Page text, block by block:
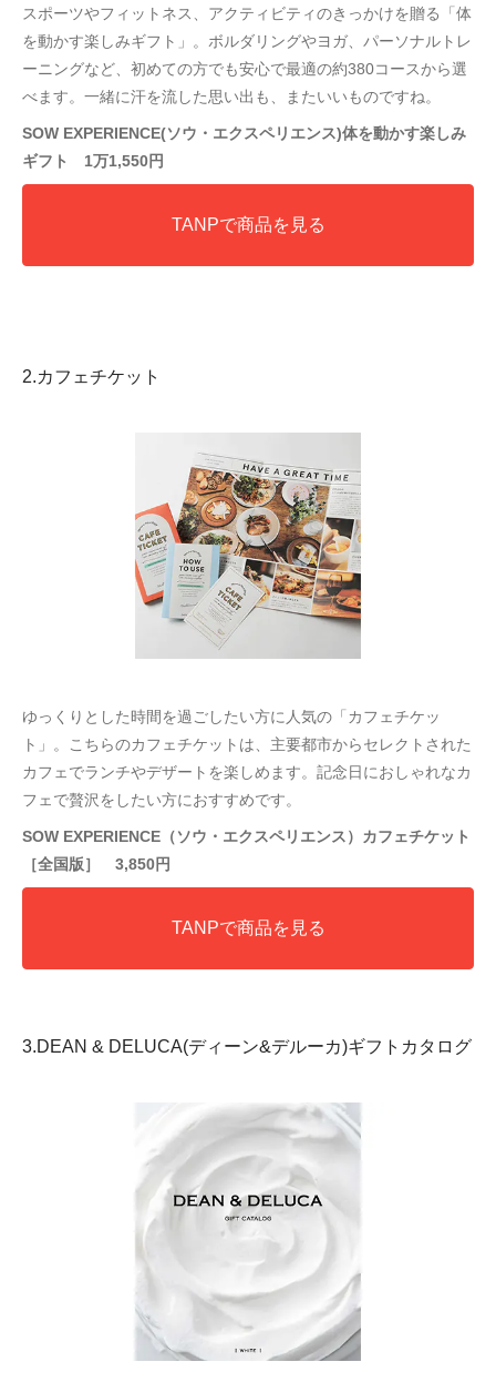
スポーツやフィットネス、アクティビティのきっかけを贈る「体
を動かす楽しみギフト」。ボルダリングやヨガ、パーソナルトレ
ーニングなど、初めての方でも安心で最適の約380コースから選
べます。一緒に汗を流した思い出も、またいいものですね。
SOW EXPERIENCE(ソウ・エクスペリエンス)体を動かす楽しみ
ギフト 1万1,550円
TANPで商品を見る
2.カフェチケット
ゆっくりとした時間を過ごしたい方に人気の「カフェチケッ
ト」。こちらのカフェチケットは、主要都市からセレクトされた
カフェでランチやデザートを楽しめます。記念日におしゃれなカ
フェで贅沢をしたい方におすすめです。
SOW EXPERIENCE（ソウ・エクスペリエンス）カフェチケット
［全国版］ 3,850円
TANPで商品を見る
3.DEAN & DELUCA(ディーン&デルーカ)ギフトカタログ